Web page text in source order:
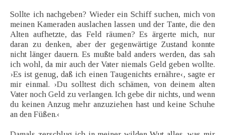
Sollte ich nachgeben? Wieder ein Schiff suchen, mich von
meinen Kameraden auslachen lassen und der Tante, die den
Alten aufhetzte, das Feld räumen? Es ärgerte mich, nur
daran zu denken, aber der gegenwärtige Zustand konnte
nicht länger dauern. Es mußte bald anders werden, das sah
ich wohl, da mir auch der Vater niemals Geld geben wollte.
›Es ist genug, daß ich einen Taugenichts ernähre‹, sagte er
mir einmal. ›Du solltest dich schämen, von deinem alten
Vater noch Geld zu verlangen. Ich gebe dir nichts, und wenn
du keinen Anzug mehr anzuziehen hast und keine Schuhe
an den Füßen.‹